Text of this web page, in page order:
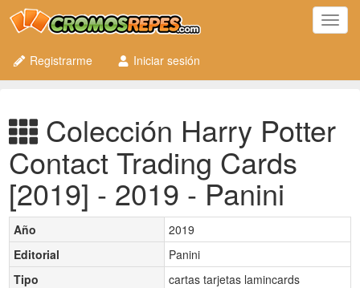
Registrarme
Iniciar sesión
Colección Harry Potter
Contact Trading Cards
[2019] - 2019 - Panini
Año
2019
Editorial
Panini
Tipo
cartas tarjetas lamincards